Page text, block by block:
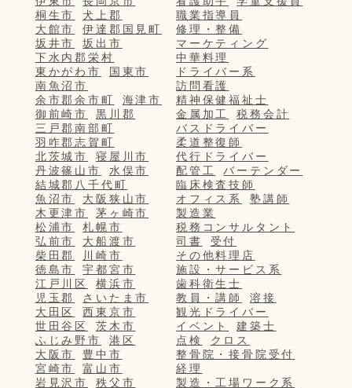
桐生市
犬上郡
大館市
伊達郡国見町
坂井市
坂出市
下水内郡栄村
東かがわ市
国東市
南魚沼市
余市郡余市町
海津市
御前崎市
黒川郡
三戸郡南部町
羽咋郡志賀町
北茨城市
寝屋川市
丹波篠山市
水俣市
結城郡八千代町
魚沼市
大阪狭山市
木更津市
茅ヶ崎市
松浦市
札幌市
弘前市
大船渡市
柴田郡
川崎市
徳島市
宇都宮市
江戸川区
横浜市
児玉郡
さいたま市
大田区
西東京市
世田谷区
茨木市
ふじみ野市
港区
大阪市
豊中市
宮崎市
富山市
岩見沢市
秩父市
職業指導員
修理・整備
マーケティング
中華料理
ドライバー系
訪問看護
精神保健福祉士
金属加工
税務会計
バスドライバー
柔道整復師
代行ドライバー
配管工
バーテンダー
臨床検査技師
オフィス系
塾講師
製造業
税務コンサルタント
司書
受付
その他料理店
施設・サービス系
歯科衛生士
教員・講師
溶接
観光ドライバー
イベント
建築士
点検
クロス
整骨院・接骨院受付
経理
製造・工場ワーク系